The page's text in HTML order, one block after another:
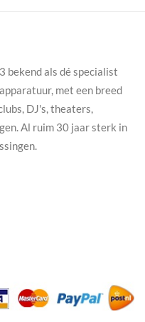
bekend als dé specialist
met een breed
DJ's, theaters,
Al ruim 30 jaar sterk in